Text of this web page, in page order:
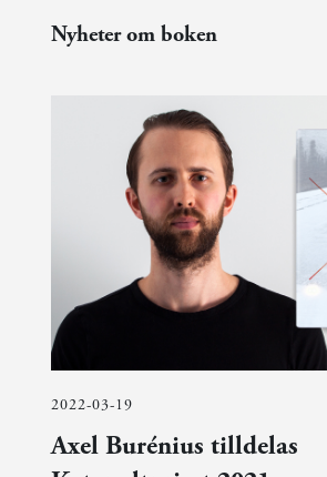
Nyheter om boken
2022-03-19
Axel Burénius tilldelas